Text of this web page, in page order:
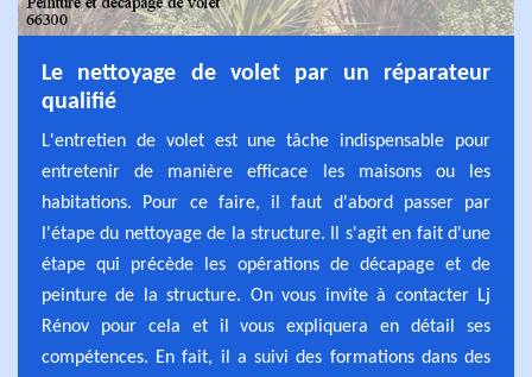
Le nettoyage de volet par un réparateur
qualifié
L'entretien de volet est une tâche indispensable pour
entretenir de manière efficace les maisons ou les
habitations. Pour ce faire, il faut d'abord passer par
l'étape du nettoyage de la structure. Il s'agit en fait d'une
étape qui précède les opérations de décapage et de
peinture de la structure. On vous invite à contacter Lj
Rénov pour cela et il vous expliquera en détail ses
compétences. En fait, il a suivi des formations dans des